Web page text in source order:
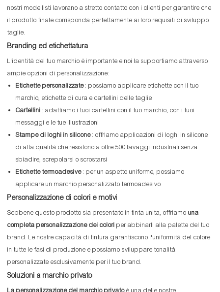
nostri modellisti lavorano a stretto contatto con i clienti per garantire che
il prodotto finale corrisponda perfettamente ai loro requisiti di sviluppo
taglie.
Branding ed etichettatura
L'identità del tuo marchio è importante e noi la supportiamo attraverso
ampie opzioni di personalizzazione:
Etichette personalizzate: possiamo applicare etichette con il tuo
marchio, etichette di cura e cartellini delle taglie
Cartellini : adattiamo i tuoi cartellini con il tuo marchio, con i tuoi
messaggi e le tue illustrazioni
Stampe di loghi in silicone: offriamo applicazioni di loghi in silicone
di alta qualità che resistono a oltre 500 lavaggi industriali senza
sbiadire, screpolarsi o scrostarsi
Etichette termoadesive: per un aspetto uniforme, possiamo
applicare un marchio personalizzato termoadesivo
Personalizzazione di colori e motivi
Sebbene questo prodotto sia presentato in tinta unita, offriamo una
completa personalizzazione dei colori per abbinarli alla palette del tuo
brand. Le nostre capacità di tintura garantiscono l'uniformità del colore
in tutte le fasi di produzione e possiamo sviluppare tonalità
personalizzate esclusivamente per il tuo brand.
Soluzioni a marchio privato